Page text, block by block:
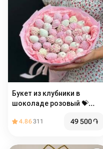
Букет из клубники в
шоколаде розовый 💝️
4.86311 49 500֏